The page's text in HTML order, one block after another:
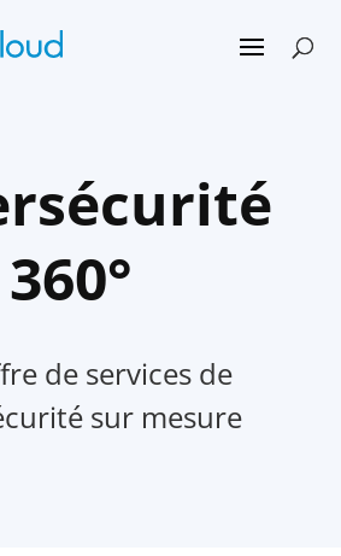
360°
de services de
sur mesure